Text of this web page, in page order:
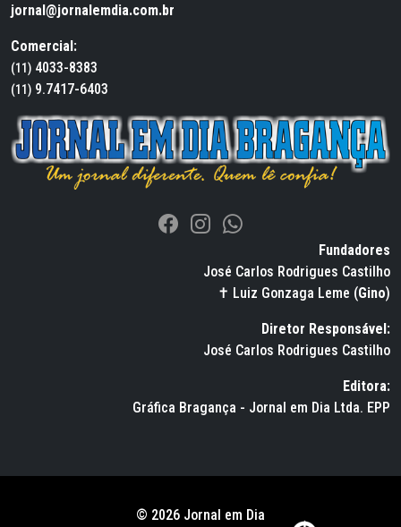
jornal@jornalemdia.com.br
Comercial:
(11) 4033-8383
(11) 9.7417-6403
Fundadores
José Carlos Rodrigues Castilho
✝ Luiz Gonzaga Leme (Gino)
Diretor Responsável:
José Carlos Rodrigues Castilho
Editora:
Gráfica Bragança - Jornal em Dia Ltda. EPP
© 2026 Jornal em Dia